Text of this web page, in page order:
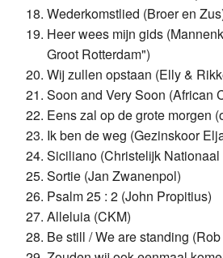
Wederkomstlied (Broer en
Heer wees mijn gids
Groot Rotterdam")
Wij zullen opstaan (Elly &
Soon and Very Soon (African
Eens zal op de grote morgen
Ik ben de weg (Gezinskoor
Siciliano (Christelijk Nationaal
Sortie (Jan Zwanenpol)
Psalm 25 : 2 (John Propitius)
Alleluia (CKM)
Be still / We are standing